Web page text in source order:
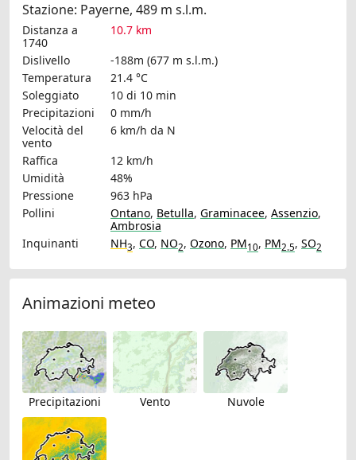
Stazione: Payerne, 489 m s.l.m.
Distanza a
1740
10.7 km
Dislivello
-188m (677 m s.l.m.)
Temperatura
21.4 °C
Soleggiato
10 di 10 min
Precipitazioni
0 mm/h
Velocità del
vento
6 km/h da N
Raffica
12 km/h
Umidità
48%
Pressione
963 hPa
Pollini
Ontano, Betulla, Graminacee, Assenzio,
Ambrosia
Inquinanti
NH3, CO, NO2, Ozono, PM10, PM2.5, SO2
Animazioni meteo
Precipitazioni Vento Nuvole